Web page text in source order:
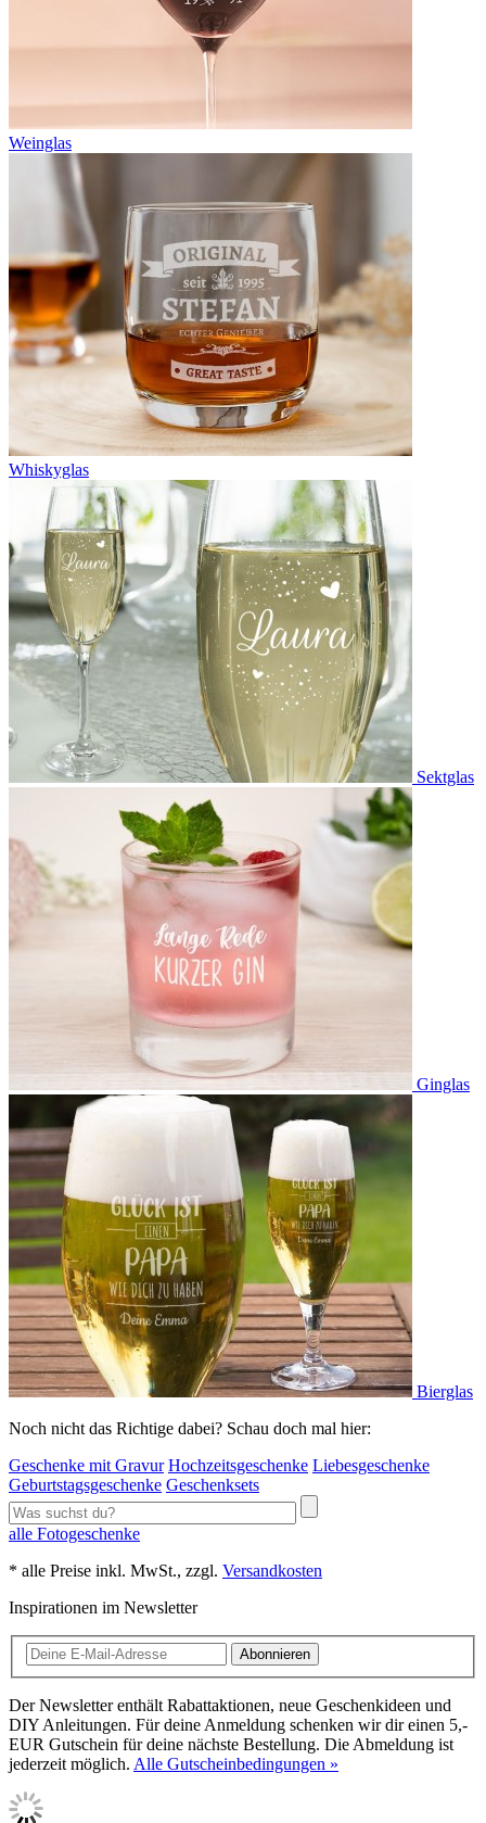
Weinglas
Whiskyglas
Sektglas
Ginglas
Bierglas
Noch nicht das Richtige dabei? Schau doch mal hier:
Geschenke mit Gravur Hochzeitsgeschenke Liebesgeschenke
Geburtstagsgeschenke Geschenksets
alle Fotogeschenke
* alle Preise inkl. MwSt., zzgl. Versandkosten
Inspirationen im Newsletter
Abonnieren
Der Newsletter enthält Rabattaktionen, neue Geschenkideen und
DIY Anleitungen. Für deine Anmeldung schenken wir dir einen 5,-
EUR Gutschein für deine nächste Bestellung. Die Abmeldung ist
jederzeit möglich. Alle Gutscheinbedingungen »